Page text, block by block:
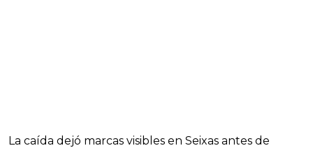
La caída dejó marcas visibles en Seixas antes de